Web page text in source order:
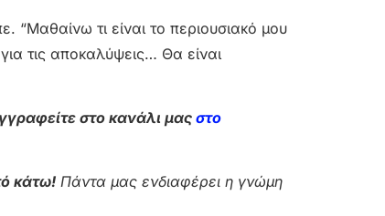
“Μαθαίνω τι είναι το περιουσιακό μου
τις αποκαλύψεις… Θα είναι
στο κανάλι μας στο
κάτω! Πάντα μας ενδιαφέρει η γνώμη